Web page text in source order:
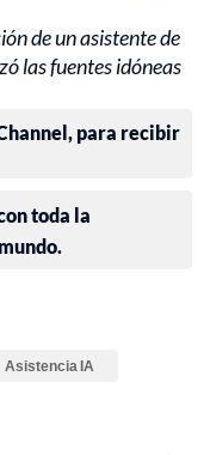
de un asistente de
las fuentes idóneas
para recibir
toda la
Asistencia IA